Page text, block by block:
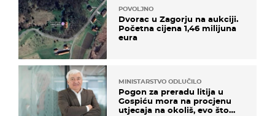
POVOLJNO
Dvorac u Zagorju na aukciji.
Početna cijena 1,46 milijuna
eura
MINISTARSTVO ODLUČILO
Pogon za preradu litija u
Gospiću mora na procjenu
utjecaja na okoliš, evo što